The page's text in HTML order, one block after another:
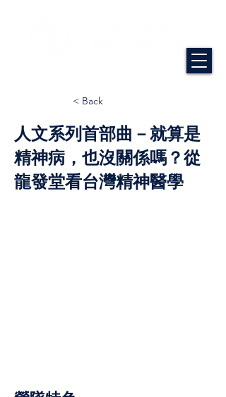
< Back
人文系列首部曲－就算是
精神病，也沒關係嗎？從
龍發堂看台灣精神醫學